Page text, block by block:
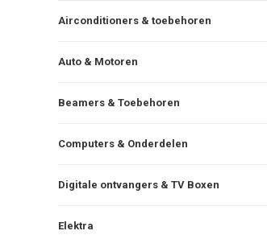
Airconditioners & toebehoren
Auto & Motoren
Beamers & Toebehoren
Computers & Onderdelen
Digitale ontvangers & TV Boxen
Elektra